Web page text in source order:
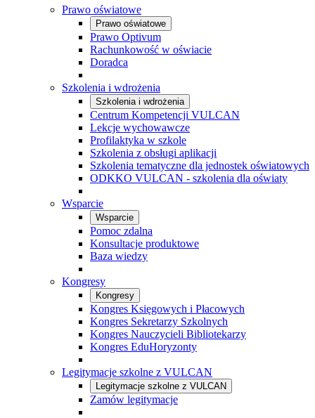
Prawo oświatowe
Prawo oświatowe
Prawo Optivum
Rachunkowość w oświacie
Doradca
Szkolenia i wdrożenia
Szkolenia i wdrożenia
Centrum Kompetencji VULCAN
Lekcje wychowawcze
Profilaktyka w szkole
Szkolenia z obsługi aplikacji
Szkolenia tematyczne dla jednostek oświatowych
ODKKO VULCAN - szkolenia dla oświaty
Wsparcie
Wsparcie
Pomoc zdalna
Konsultacje produktowe
Baza wiedzy
Kongresy
Kongresy
Kongres Księgowych i Płacowych
Kongres Sekretarzy Szkolnych
Kongres Nauczycieli Bibliotekarzy
Kongres EduHoryzonty
Legitymacje szkolne z VULCAN
Legitymacje szkolne z VULCAN
Zamów legitymacje